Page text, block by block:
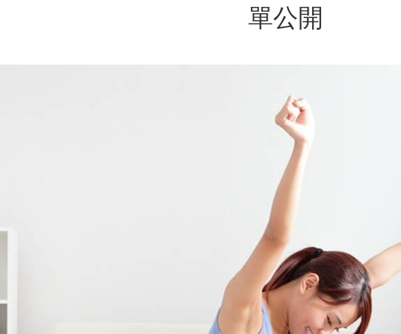
單公開